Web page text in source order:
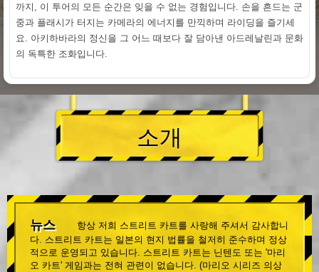
까지, 이 투어의 모든 순간은 잊을 수 없는 경험입니다. 손을 흔드는 군
중과 플래시가 터지는 카메라의 에너지를 만끽하며 라이딩을 즐기세
요. 아키하바라의 정신을 그 어느 때보다 잘 담아낸 아드레날린과 문화
의 독특한 조화입니다.
소개
뉴스
항상 저희 스트리트 카트를 사랑해 주셔서 감사합니
다. 스트리트 카트는 일본의 현지 법률을 철저히 준수하며 정상
적으로 운영되고 있습니다. 스트리트 카트는 닌텐도 또는 '마리
오 카트' 게임과는 전혀 관련이 없습니다. (마리오 시리즈 의상